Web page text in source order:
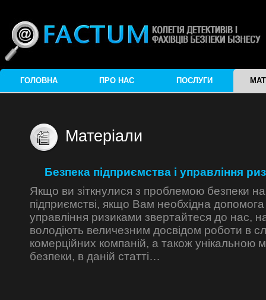
ГОЛОВНА ПРО НАС ПОСЛУГИ
Матеріали
Безпека підприємства і управління
Якщо ви зіткнулися з проблемою безпеки
підприємстві, якщо Вам необхідна допомога
управління ризиками звертайтеся до нас,
володіють величезним досвідом роботи в
комерційних компаній, а також унікальною
безпеки, в даній статті…